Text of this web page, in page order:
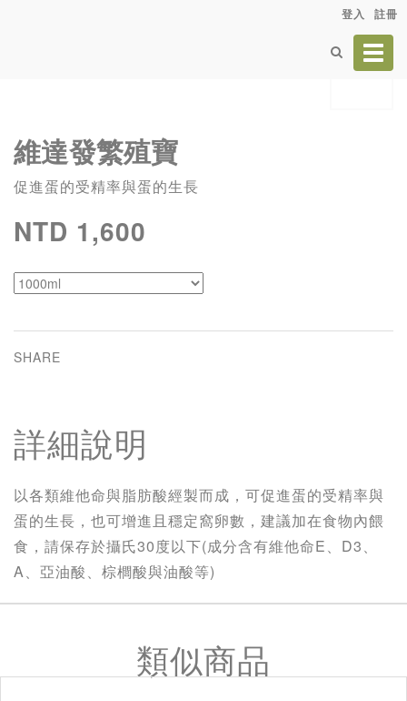
登入 註冊
維達發繁殖寶
促進蛋的受精率與蛋的生長
NTD 1,600
SHARE
詳細說明
以各類維他命與脂肪酸經製而成，可促進蛋的受精率與
蛋的生長，也可增進且穩定窩卵數，建議加在食物內餵
食，請保存於攝氏30度以下(成分含有維他命E、D3、
A、亞油酸、棕櫚酸與油酸等)
類似商品